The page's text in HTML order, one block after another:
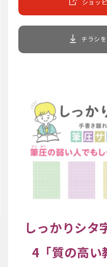
チラシ
しっかりシタ
4「質の高い